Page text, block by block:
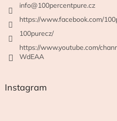
info@100percentpure.cz
https://www.facebook.com/
100purecz/
https://www.youtube.com/
WdEAA
Instagram